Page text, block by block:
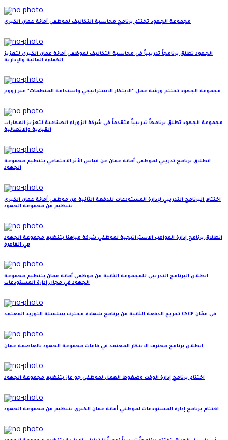
مجموعة الجهود تختتم برنامج محاسبة التكاليف لموظفي أمانة عمان الكبرى
الجهود تطلق برنامجاً تدريبياً في محاسبة التكاليف لموظفي أمانة عمان الكبرى لتعزيز
الكفاءة المالية والإدارية
مجموعة الجهود تختتم ورشة عمل "الابتكار الاستراتيجي واستدامة المنظمات" عبر زووم
مجموعة الجهود تطلق برنامجاً تدريبياً متقدماً في شركة الزوراء الصناعية لتعزيز المهارات
القيادية والاتصالية
انطلاق برنامج تدريبي لموظفي أمانة عمان عن قياس الأثر الاجتماعي بتنظيم مجموعة
الجهود
اختتام البرنامج التدريبي لإدارة المستودعات للدفعة الثانية من موظفي أمانة عمان الكبرى
بتنظيم من مجموعة الجهود
انطلاق برنامج إدارة المواهب الاستراتيجية لموظفي شركة مياهنا بتنظيم مجموعة الجهود
في القاهرة
انطلاق البرنامج التدريبي للمجموعة الثانية من موظفي أمانة عمان بتنظيم مجموعة
الجهود في مجال إدارة المستودعات
تخريج الدفعة الثانية من برنامج شهادة محترف سلسلة التوريد المعتمد CSCP في عمّان
انطلاق برنامج محترف الابتكار المعتمد في قاعات مجموعة الجهود بالعاصمة عمان
اختتام برنامج إدارة الوقت وضغوط العمل لموظفي جو غاز بتنظيم مجموعة الجهود
اختتام برنامج إدارة المستودعات لموظفي أمانة عمان الكبرى بتنظيم من مجموعة الجهود